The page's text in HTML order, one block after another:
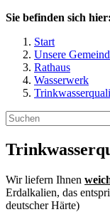
Sie befinden sich hier:
Start
Unsere
Rathaus
Wasserwerk
Wir liefern Ihnen
Erdalkalien, das
deutscher Härte)